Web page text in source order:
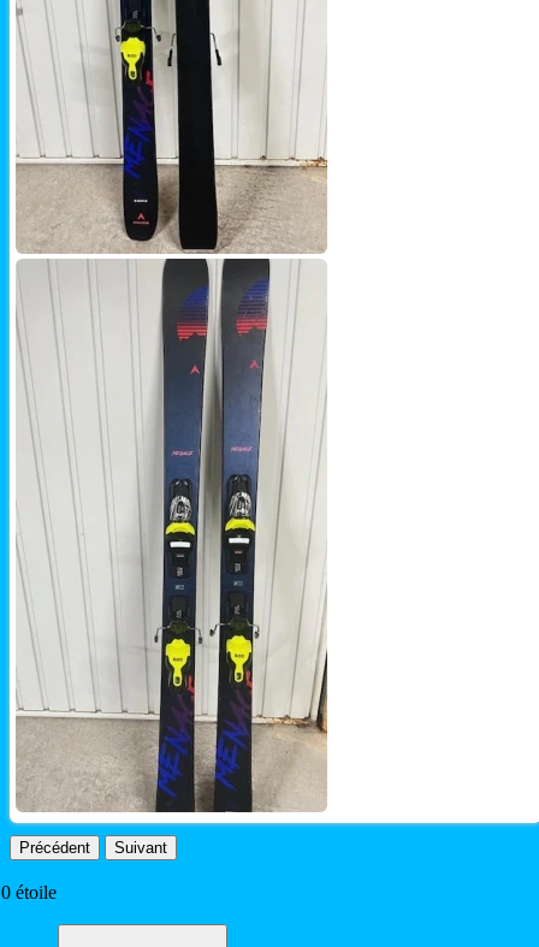
Précédent Suivant
étoile